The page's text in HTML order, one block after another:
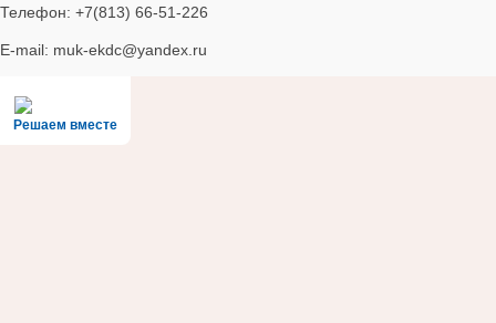
Телефон: +7(813) 66-51-226
E-mail: muk-ekdc@yandex.ru
Решаем вместе